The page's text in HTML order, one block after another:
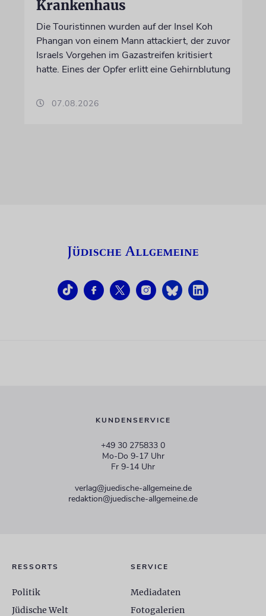
Krankenhaus
Die Touristinnen wurden auf der Insel Koh
Phangan von einem Mann attackiert, der zuvor
Israels Vorgehen im Gazastreifen kritisiert
hatte. Eines der Opfer erlitt eine Gehirnblutung
07.08.2026
KUNDENSERVICE
+49 30 275833 0
Mo-Do 9-17 Uhr
Fr 9-14 Uhr
verlag@juedische-allgemeine.de
redaktion@juedische-allgemeine.de
RESSORTS
Politik
Jüdische Welt
SERVICE
Mediadaten
Fotogalerien